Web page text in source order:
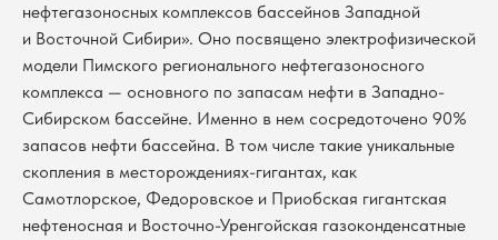
нефтегазоносных комплексов бассейнов Западной
и Восточной Сибири». Оно посвящено электрофизической
модели Пимского регионального нефтегазоносного
комплекса — основного по запасам нефти в Западно-
Сибирском бассейне. Именно в нем сосредоточено 90%
запасов нефти бассейна. В том числе такие уникальные
скопления в месторождениях-гигантах, как
Самотлорское, Федоровское и Приобская гигантская
нефтеносная и Восточно-Уренгойская газоконденсатные